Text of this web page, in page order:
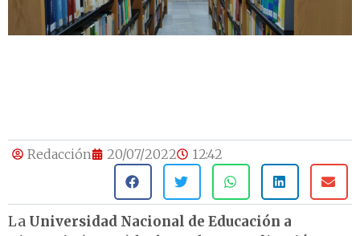
Redacción 20/07/2022 12:42
La Universidad Nacional de Educación a